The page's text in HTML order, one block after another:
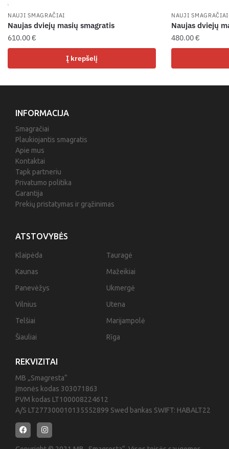
NAUJI SMAGRAČIAI
Naujas dviejų masių smagratis
610.00€
Į krepšelį
NAUJI SMAGRAČIAI
Naujas dviejų
480.00€
REKVIZITAI
MB „Smagresta“
Įmonės kodas 303071863
PVM kodas LT100008224612
A/S LT277300010135552899 Swed bankas SWIFT: HABALT22
ATSTOVYBĖS
Klaipėda
Kaunas
Panevėžys
Vilnius
Telšiai
Šiauliai
Tauragė
Mažeikiai
Ukmergė
Utena
Marijampolė
Rīga
INFORMACIJA
Smagračiai
Plaukiojantis smagratis
Apie mus
Kontaktai
Tapk partneriu
Privatumo politika
Garantija
Prekių pristatymas ir grąžinimas